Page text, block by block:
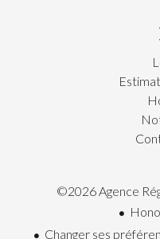
©2026 Agence
Changer ses